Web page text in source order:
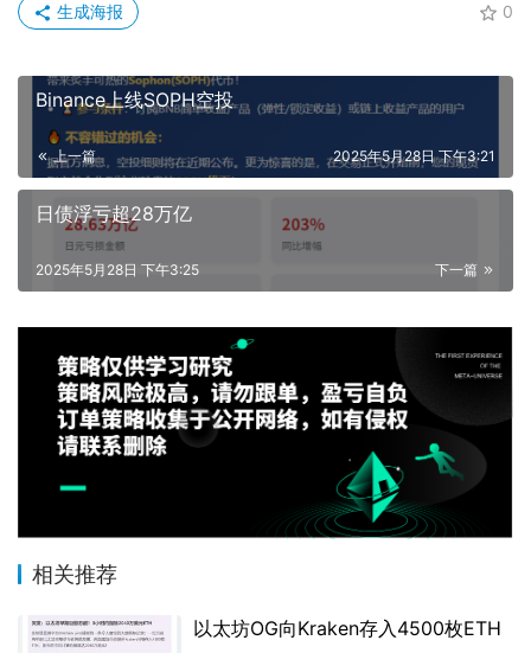
0
生成海报
Binance上线SOPH空投
上一篇 2025年5月28日 下午3:21
日债浮亏超28万亿
下一篇
2025年5月28日 下午3:25
相关推荐
以太坊OG向Kraken存入4500枚ETH